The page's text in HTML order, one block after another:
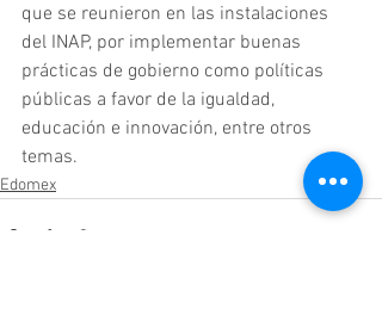
que se reunieron en las instalaciones
del INAP, por implementar buenas
prácticas de gobierno como políticas
públicas a favor de la igualdad,
educación e innovación, entre otros
temas.
Edomex